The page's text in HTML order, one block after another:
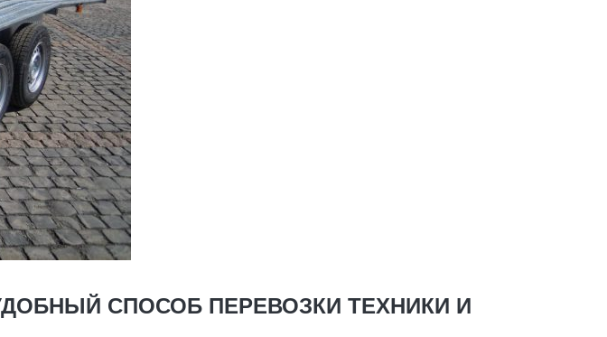
СПОСОБ ПЕРЕВОЗКИ ТЕХНИКИ И